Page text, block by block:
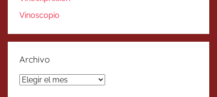
Vinoscopio
Archivo
Archivo